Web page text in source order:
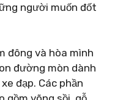
người muốn đốt
đông và hòa mình
đường mòn dành
đạp. Các phần